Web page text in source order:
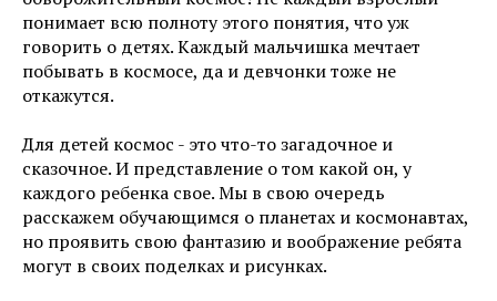
понимает всю полноту этого понятия, что уж
говорить о детях. Каждый мальчишка мечтает
побывать в космосе, да и девчонки тоже не
откажутся.
Для детей космос - это что-то загадочное и
сказочное. И представление о том какой он, у
каждого ребенка свое. Мы в свою очередь
расскажем обучающимся о планетах и космонавтах,
но проявить свою фантазию и воображение ребята
могут в своих поделках и рисунках.